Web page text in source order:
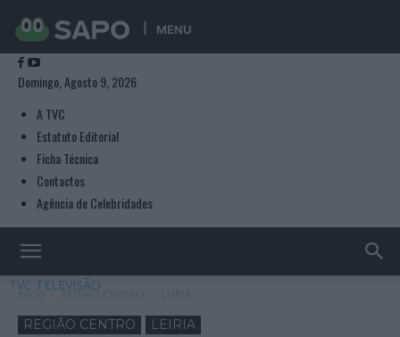
MENU
Domingo, Agosto 9, 2026
A TVC
Estatuto Editorial
Ficha Técnica
Contactos
Agência de Celebridades
TVC TELEVISÃO
Início REGIÃO CENTRO
REGIÃO CENTRO LEIRIA